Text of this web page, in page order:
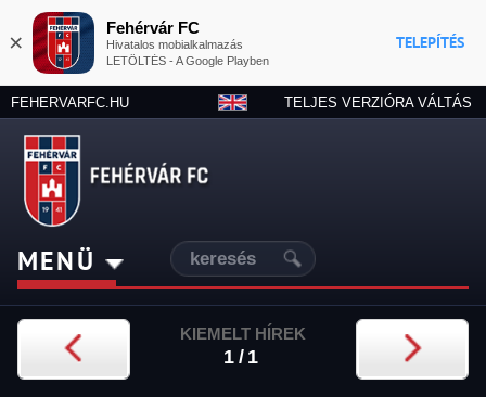
×
Fehérvár FC
Hivatalos mobialkalmazás
LETÖLTÉS - A Google Playben
TELEPÍTÉS
FEHERVARFC.HU TELJES VERZIÓRA VÁLTÁS
MENÜ
KIEMELT HÍREK
1/1